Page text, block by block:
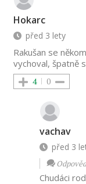
Hokarc
před 3 lety
Rakušan se
vychoval, špatně
4 0
vachav
před 3
Chudáci